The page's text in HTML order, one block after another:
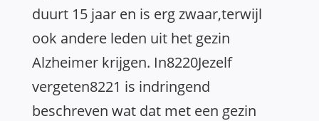
duurt 15 jaar en is erg zwaar,terwijl
ook andere leden uit het gezin
Alzheimer krijgen. In8220Jezelf
vergeten8221 is indringend
beschreven wat dat met een gezin